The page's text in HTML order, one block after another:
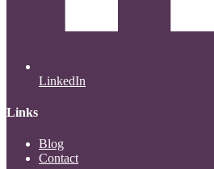
LinkedIn
Links
Blog
Contact